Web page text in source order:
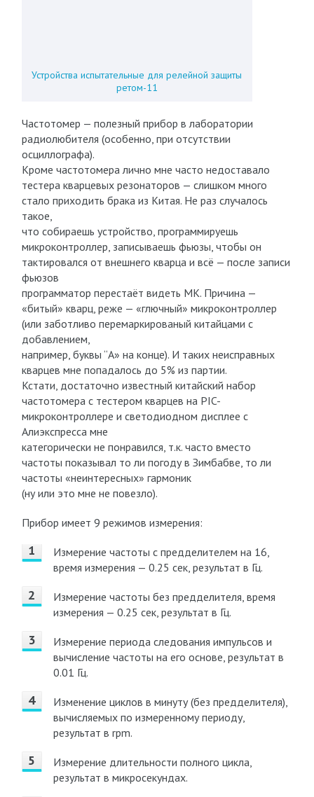
Устройства испытательные для релейной защиты
ретом-11
Частотомер — полезный прибор в лаборатории
радиолюбителя (особенно, при отсутствии
осциллографа).
Кроме частотомера лично мне часто недоставало
тестера кварцевых резонаторов — слишком много
стало приходить брака из Китая. Не раз случалось
такое,
что собираешь устройство, программируешь
микроконтроллер, записываешь фьюзы, чтобы он
тактировался от внешнего кварца и всё — после записи
фьюзов
программатор перестаёт видеть МК. Причина —
«битый» кварц, реже — «глючный» микроконтроллер
(или заботливо перемаркированый китайцами с
добавлением,
например, буквы “А» на конце). И таких неисправных
кварцев мне попадалось до 5% из партии.
Кстати, достаточно известный китайский набор
частотомера с тестером кварцев на PIC-
микроконтроллере и светодиодном дисплее с
Алиэкспресса мне
категорически не понравился, т.к. часто вместо
частоты показывал то ли погоду в Зимбабве, то ли
частоты «неинтересных» гармоник
(ну или это мне не повезло).
Прибор имеет 9 режимов измерения:
Измерение частоты с предделителем на 16,
время измерения — 0.25 сек, результат в Гц.
Измерение частоты без предделителя, время
измерения — 0.25 сек, результат в Гц.
Измерение периода следования импульсов и
вычисление частоты на его основе, результат в
0.01 Гц.
Изменение циклов в минуту (без предделителя),
вычисляемых по измеренному периоду,
результат в rpm.
Измерение длительности полного цикла,
результат в микросекундах.